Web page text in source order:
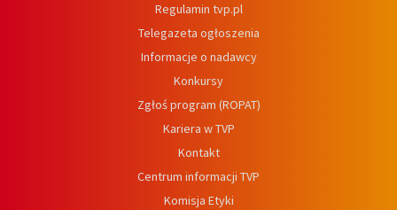
Regulamin tvp.pl
Telegazeta ogłoszenia
Informacje o nadawcy
Konkursy
Zgłoś program (ROPAT)
Kariera w TVP
Kontakt
Centrum informacji TVP
Komisja Etyki